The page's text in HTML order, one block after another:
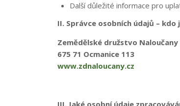
Další důležité informace pro
II. Správce osobních údajů –
Zemědělské družstvo Naloučany
675 71 Ocmanice 113
www.zdnaloucany.cz
III. Jaké osobní údaje